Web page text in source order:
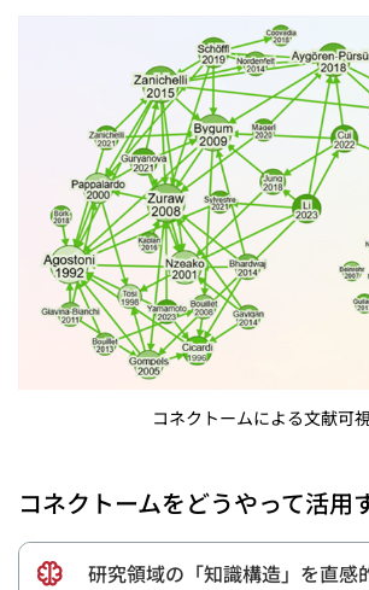
コネクトームによる文献可
コネクトームをどうやって活用
研究領域の「知識構造」を直感